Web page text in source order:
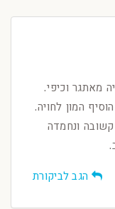
מאתגר וכיפי.
המון לחויה.
קשובה ונחמדה
הגב לביקורת